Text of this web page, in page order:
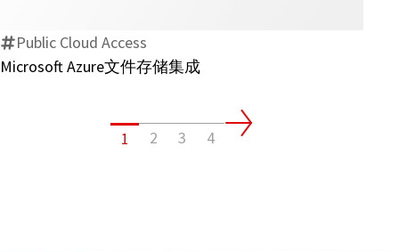
储
Public Cloud Access
Microsoft Azure文件存储集成
1 2 3 4